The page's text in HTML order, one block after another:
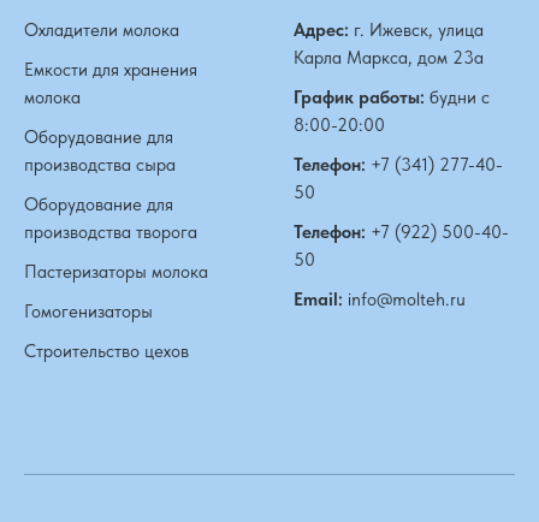
Охладители молока
Емкости для хранения
молока
Оборудование для
производства сыра
Оборудование для
производства творога
Пастеризаторы молока
Гомогенизаторы
Строительство цехов
Адрес: г. Ижевск, улица
Карла Маркса, дом 23а
График работы: будни с
8:00-20:00
Телефон: +7 (341) 277-40-
50
Телефон: +7 (922) 500-40-
50
Email: info@molteh.ru